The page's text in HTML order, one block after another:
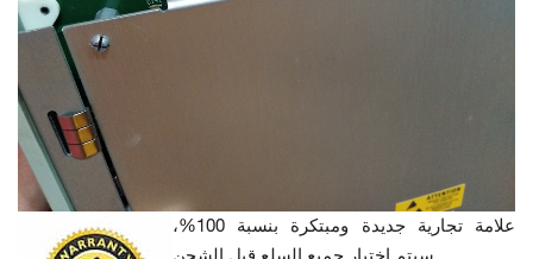
علامة تجارية جديدة ومبتكرة بنسبة 100%،